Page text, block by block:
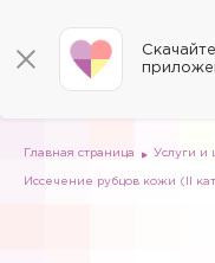
Вакансии
Документы
Сертификаты
Способы оплаты
Страховые
Заказать документы
Мы на карте
Главная страница Услуги и
Иссечение рубцов кожи (II